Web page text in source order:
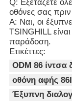
Q: Εξετάζετε
οθόνες σας
Α: Ναι, οι
TSINGHILL
παράδοση.
Ετικέττες:
ODM 86 ίντσα
οθόνη αφής
Έξυπνη